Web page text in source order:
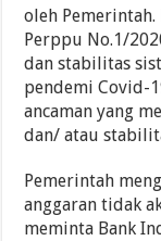
oleh
Perppu No.1/
dan stabilitas
pendemi Covid-
ancaman yang
dan/ atau
Pemerintah
anggaran tidak
meminta Bank